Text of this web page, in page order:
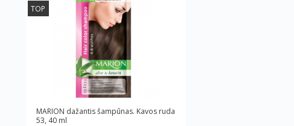
TOP
MARION dažantis šampūnas. Kavos ruda
53, 40 ml